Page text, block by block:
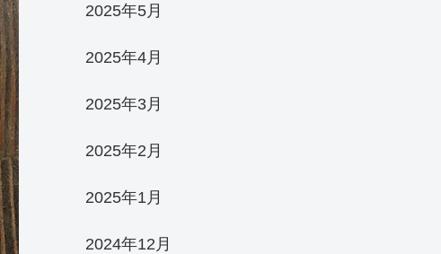
2025年5月
2025年4月
2025年3月
2025年2月
2025年1月
2024年12月